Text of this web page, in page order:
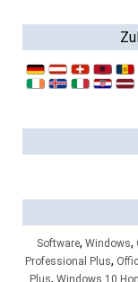
Software, Windows,
Professional Plus,
Plus, Windows 10